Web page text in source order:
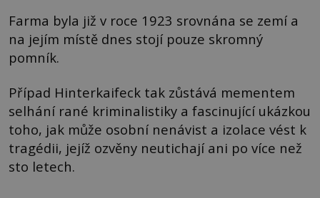
Farma byla již v roce 1923 srovnána se zemí a
na jejím místě dnes stojí pouze skromný
pomník.
Případ Hinterkaifeck tak zůstává mementem
selhání rané kriminalistiky a fascinující ukázkou
toho, jak může osobní nenávist a izolace vést k
tragédii, jejíž ozvěny neutichají ani po více než
sto letech.